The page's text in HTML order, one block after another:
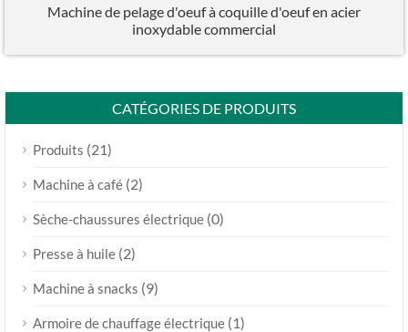
Machine de pelage d'oeuf à coquille d'oeuf en acier
inoxydable commercial
CATÉGORIES DE PRODUITS
Produits (21)
Machine à café (2)
Sèche-chaussures électrique (0)
Presse à huile (2)
Machine à snacks (9)
Armoire de chauffage électrique (1)